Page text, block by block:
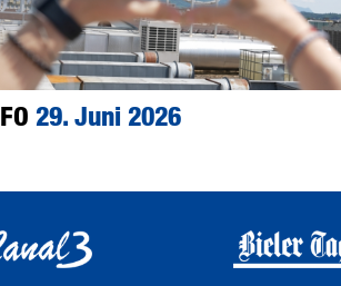
29. Juni 2026